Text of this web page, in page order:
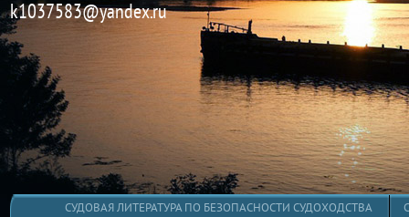
k1037583@yandex.ru
СУДОВАЯ ЛИТЕРАТУРА ПО БЕЗОПАСНОСТИ СУДОХОДСТВА